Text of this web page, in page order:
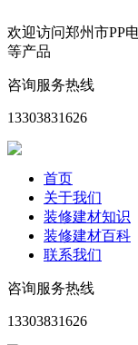
欢迎访问郑州市PP
等产品
咨询服务热线
13303831626
首页
关于我们
装修建材知识
装修建材百科
联系我们
咨询服务热线
13303831626